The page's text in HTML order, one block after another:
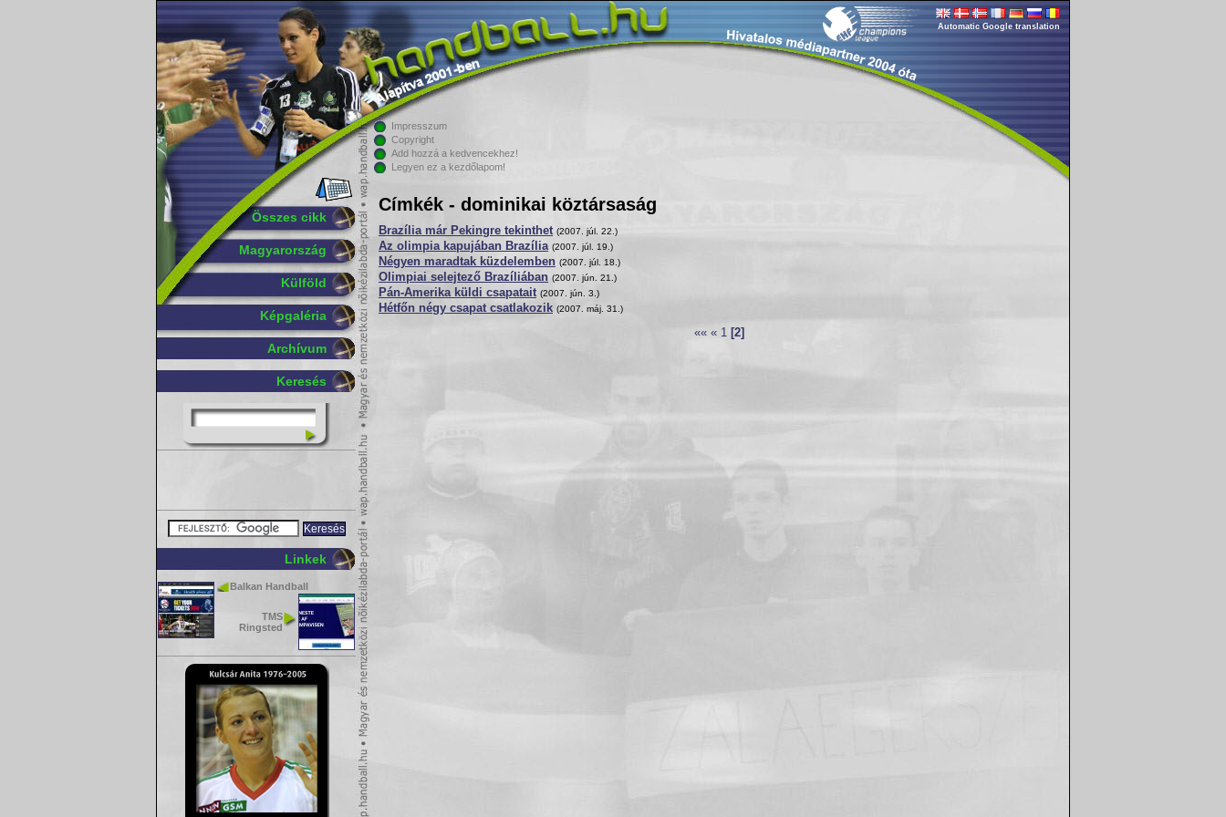
Összes cikk
Magyarország
Külföld
Képgaléria
Archívum
Keresés
Linkek
Balkan Handball
TMS
Ringsted
Automatic Google translation
Impresszum
Copyright
Add hozzá a kedvencekhez!
Legyen ez a kezdőlapom!
Címkék - dominikai köztársaság
Brazília már Pekingre tekinthet (2007. júl. 22.)
Az olimpia kapujában Brazília (2007. júl. 19.)
Négyen maradtak küzdelemben (2007. júl. 18.)
Olimpiai selejtező Brazíliában (2007. jún. 21.)
Pán-Amerika küldi csapatait (2007. jún. 3.)
Hétfőn négy csapat csatlakozik (2007. máj. 31.)
«« « 1 [2]